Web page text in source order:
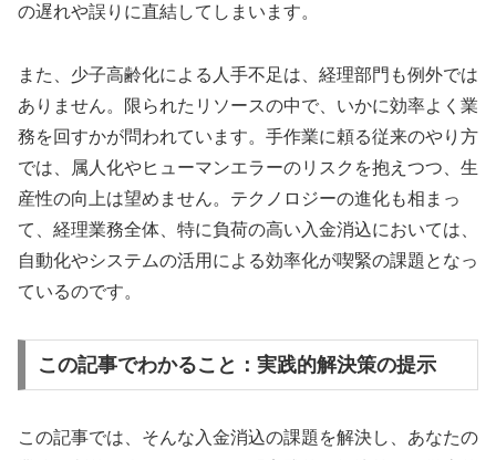
の遅れや誤りに直結してしまいます。
また、少子高齢化による人手不足は、経理部門も例外では
ありません。限られたリソースの中で、いかに効率よく業
務を回すかが問われています。手作業に頼る従来のやり方
では、属人化やヒューマンエラーのリスクを抱えつつ、生
産性の向上は望めません。テクノロジーの進化も相まっ
て、経理業務全体、特に負荷の高い入金消込においては、
自動化やシステムの活用による効率化が喫緊の課題となっ
ているのです。
この記事でわかること：実践的解決策の提示
この記事では、そんな入金消込の課題を解決し、あなたの